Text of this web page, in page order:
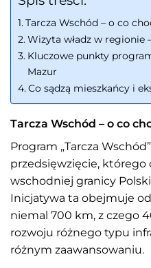
Tarcza Wschód – o co
Wizyta władz w regionie
Kluczowe punkty
Mazur
Co sądzą mieszkańcy i
Tarcza Wschód – o co
Program „Tarcza
przedsięwzięcie, którego
wschodniej granicy Polski
Inicjatywa ta obejmuje
niemal 700 km, z czego
rozwoju różnego typu
różnym zaawansowaniu.